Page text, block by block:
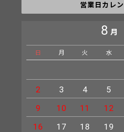
営業日カレ
8 月
日 月 火 水
2
3 4 5
9
10 11 12
16
17 18 19